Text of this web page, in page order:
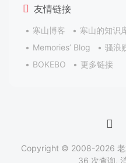
友情链接
寒山博客 寒山的知识
Memories’ Blog
骚浪
BOKEBO
更多链接
Copyright © 2008-2026
36 次查询,